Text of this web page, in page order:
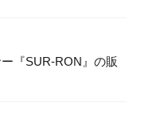
『SUR-RON』の販